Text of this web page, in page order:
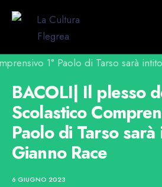
BACOLI| Il plesso
Scolastico
Paolo di Tarso
Gianno Race
6 GIUGNO 2023